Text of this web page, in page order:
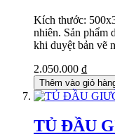
Kích thước:
nhiên. Sản phẩm
khi duyệt bản vẽ
2.050.000 ₫
Thêm vào giỏ
TỦ ĐẦU